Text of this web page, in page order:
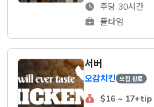
주당 30시간
풀타임
서버
오감치킨 모집 완료
$16 ~ 17+tip